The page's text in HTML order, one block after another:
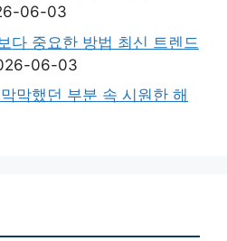
06-03
다 중요한 방법 최신 트렌드
06-03
막했던 부분 속 시원한 해